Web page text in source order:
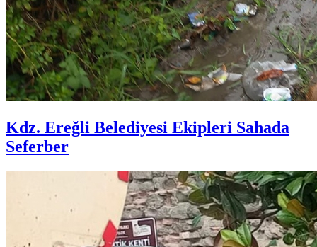
Kdz. Ereğli Belediyesi Ekipleri Sahada
Seferber